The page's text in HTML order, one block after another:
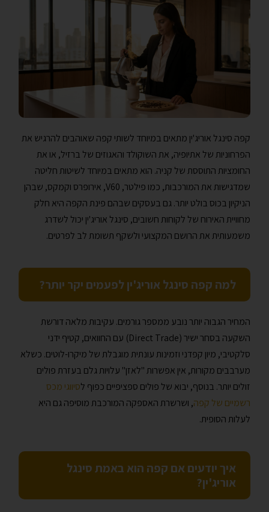
קפה סינגל אוריג'ין מתאים במיוחד לשותי קפה שאוהבים להרגיש את
הפרחוניות של אתיופיה, את השוקולד והאגוזים של ברזיל, או את
החומציות התוססת של קניה. הוא מתאים במיוחד לשיטות חליטה
שמדגישות את המורכבות, כמו פילטר, V60, אירופרס וקמקס, שבהן
הניקיון בכוס בולט יותר. גם בעסקים שבהם פינת הקפה היא חלק
מחוויית האירוח של לקוחות חשובים, סינגל אוריג'ין יכול לשדרג
משמעותית את הרושם המקצועי ולשקף תשומת לב לפרטים.
למה קפה סינגל אוריג'ין לפעמים יקר יותר?
המחיר הגבוה יותר נובע ממספר גורמים. עקיבות מלאה דורשת
השקעה בסחר ישיר (Direct Trade) עם החוואים, קטיף ידני
סלקטיבי, מיון קפדני וזמינות עונתית מוגבלת של מיקרו-לוטים. כשלא
מערבבים מקורות, אין אפשרות "לאזן" עלויות גלם בעזרת פולים
זולים יותר. בנוסף, יבוא של פולים ספציפיים כפוף לסיווגי מכס
רשמיים של קפה, ושרשרת האספקה המורכבת מוסיפה גם היא
לעלות הסופית.
איך יודעים אם קפה הוא באמת סינגל
אוריג'ין?